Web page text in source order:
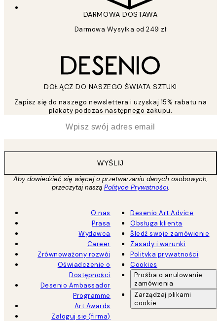
DARMOWA DOSTAWA
Darmowa Wysyłka od 249 zł
DOŁĄCZ DO NASZEGO ŚWIATA SZTUKI
Zapisz się do naszego newslettera i uzyskaj 15% rabatu na
plakaty podczas następnego zakupu.
WYŚLIJ
Aby dowiedzieć się więcej o przetwarzaniu danych osobowych,
przeczytaj naszą Polityce Prywatności.
O nas
Prasa
Wydawca
Career
Zrównoważony rozwój
Oświadczenie o
Dostępności
Desenio Ambassador
Programme
Art Awards
Zaloguj się (firma)
Desenio Art Advice
Obsługa klienta
Śledź swoje zamówienie
Zasady i warunki
Polityka prywatności
Cookies
Prośba o anulowanie
zamówienia
Zarządzaj plikami
cookie